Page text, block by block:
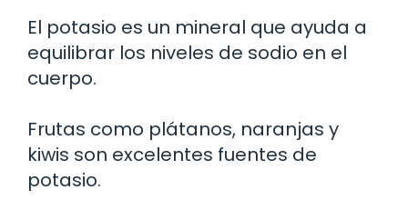
El potasio es un mineral que ayuda a
equilibrar los niveles de sodio en el
cuerpo.
Frutas como plátanos, naranjas y
kiwis son excelentes fuentes de
potasio.